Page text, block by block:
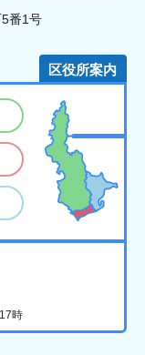
番1号
区役所案内
時